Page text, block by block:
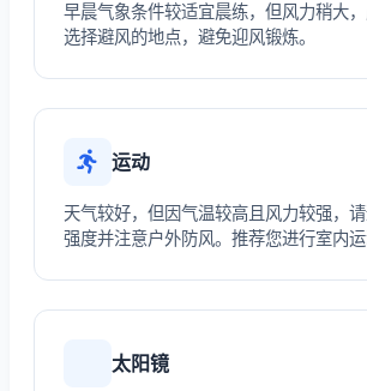
早晨气象条件较适宜晨练，但风力稍大
选择避风的地点，避免迎风锻炼。
运动
天气较好，但因气温较高且风力较强，
强度并注意户外防风。推荐您进行室内运
太阳镜